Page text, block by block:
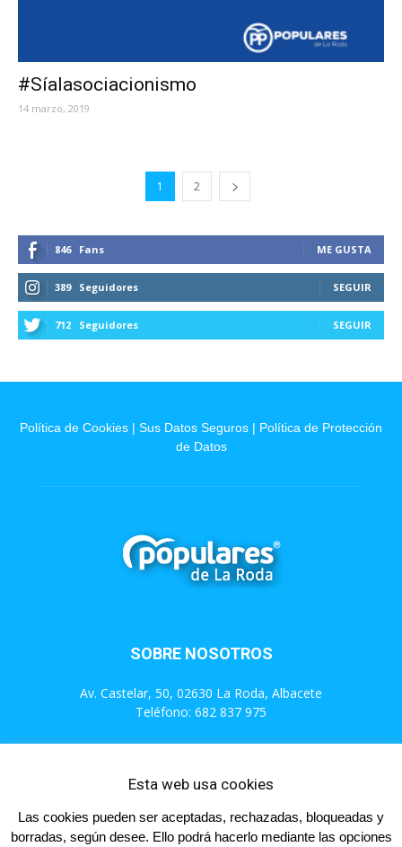
#Síalasociacionismo
14 marzo, 2019
1 2
846 Fans ME GUSTA
389 Seguidores SEGUIR
712 Seguidores SEGUIR
Política de Cookies | Sus Datos Seguros | Política de Protección
de Datos
SOBRE NOSOTROS
Av. Castelar, 50, 02630 La Roda, Albacete
Teléfono: 682 837 975
Contáctanos:info@populareslaroda.es
SÍGUENOS
Esta web usa cookies
Las cookies pueden ser aceptadas, rechazadas, bloqueadas y
borradas, según desee. Ello podrá hacerlo mediante las opciones